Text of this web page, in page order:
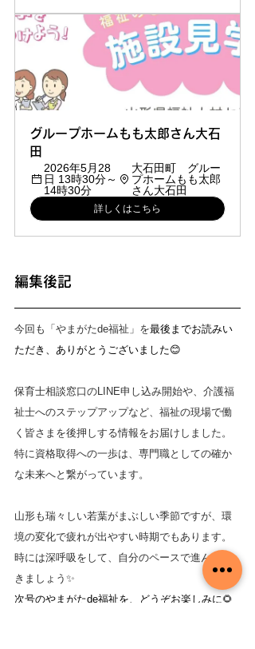
グループホームもも太郎さん大石
田
2026年5月28
日 13時30分～
14時30分
大石田町　グルー
プホームもも太郎
さん大石田
詳しくはこちら
編集後記
今回も「やまがたde福祉」を最後までお読みい
ただき、ありがとうございました😊
保育士相談窓口のLINE申し込み開始や、介護福
祉士へのステップアップなど、福祉の現場で働
く皆さまを後押しする情報をお届けしました。
特に資格取得への一歩は、専門職としての確か
な未来へと繋がっています。
山形も瑞々しい若葉がまぶしい季節ですが、環
境の変化で疲れが出やすい時期でもあります。
時には深呼吸をして、自分のペースで進んでい
きましょう✨
次号のやまがたde福祉を、どうぞお楽しみに🌻